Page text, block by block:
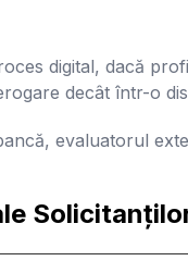
digital, dacă
decât într-o
evaluatorul